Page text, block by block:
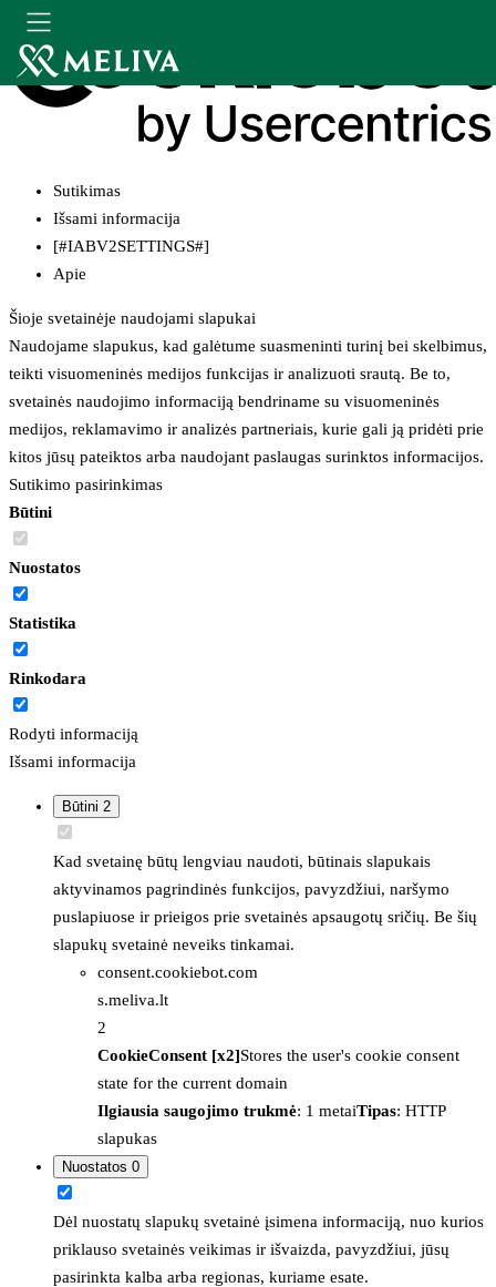
Sutikimas
Išsami informacija
[#IABV2SETTINGS#]
Apie
Šioje svetainėje naudojami slapukai
Naudojame slapukus, kad galėtume suasmeninti turinį bei skelbimus,
teikti visuomeninės medijos funkcijas ir analizuoti srautą. Be to,
svetainės naudojimo informaciją bendriname su visuomeninės
medijos, reklamavimo ir analizės partneriais, kurie gali ją pridėti prie
kitos jūsų pateiktos arba naudojant paslaugas surinktos informacijos.
Sutikimo pasirinkimas
Būtini
Nuostatos
Statistika
Rinkodara
Rodyti informaciją
Išsami informacija
Būtini 2
Kad svetainę būtų lengviau naudoti, būtinais slapukais
aktyvinamos pagrindinės funkcijos, pavyzdžiui, naršymo
puslapiuose ir prieigos prie svetainės apsaugotų sričių. Be šių
slapukų svetainė neveiks tinkamai.
consent.cookiebot.com
s.meliva.lt
2
CookieConsent [x2]Stores the user's cookie consent
state for the current domain
Ilgiausia saugojimo trukmė: 1 metaiTipas: HTTP
slapukas
Nuostatos 0
Dėl nuostatų slapukų svetainė įsimena informaciją, nuo kurios
priklauso svetainės veikimas ir išvaizda, pavyzdžiui, jūsų
pasirinkta kalba arba regionas, kuriame esate.